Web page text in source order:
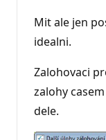
d
Mit ale jen
idealni.
Zalohovaci
zalohy
dele.